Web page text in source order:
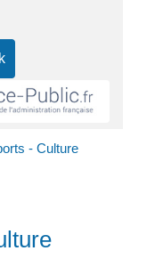
- Culture